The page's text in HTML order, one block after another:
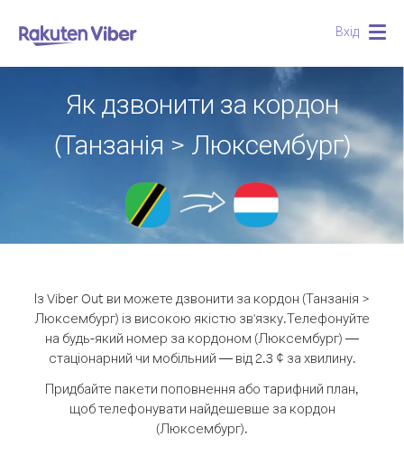
Вхід
Як дзвонити за кордон
(Танзанія > Люксембург)
Із Viber Out ви можете дзвонити за кордон (Танзанія >
Люксембург) із високою якістю зв'язку.Телефонуйте
на будь-який номер за кордоном (Люксембург) —
стаціонарний чи мобільний — від 2.3 ¢ за хвилину.
Придбайте пакети поповнення або тарифний план,
щоб телефонувати найдешевше за кордон
(Люксембург).